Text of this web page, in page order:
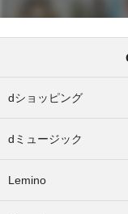
dショッピング
dミュージック
Lemino